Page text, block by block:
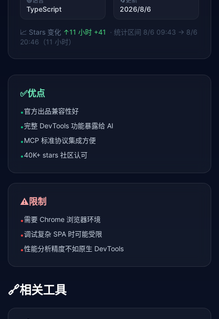
TypeScript 2026/8/6
📈 Stars 变化 ↑11 小时 +41 · 统计区间 8/6 09:43 → 8/6
20:46（11 小时）
✅优点
•官方出品兼容性好
•完整 DevTools 功能暴露给 AI
•MCP 标准协议集成方便
•40K+ stars 社区认可
⚠️限制
•需要 Chrome 浏览器环境
•调试复杂 SPA 时可能受限
•性能分析精度不如原生 DevTools
🔗相关工具